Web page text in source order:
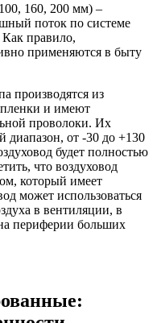
160, 200 мм) –
поток по системе
правило,
применяются в быту
производятся из
и имеют
проволоки. Их
диапазон, от -30 до +130
будет полностью
что воздуховод
который имеет
может использоваться
в вентиляции, в
периферии больших